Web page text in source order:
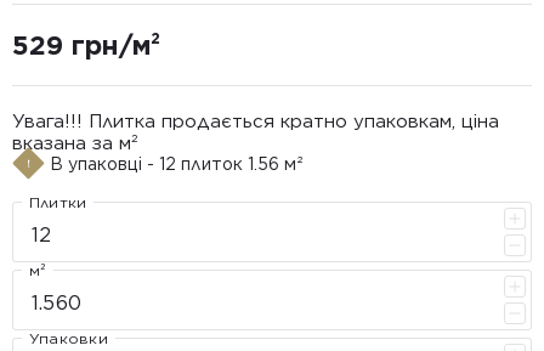
529 грн/м²
Увага!!! Плитка продається кратно упаковкам, ціна
вказана за м²
В упаковці - 12 плиток 1.56 м²
Плитки
м²
Упаковки